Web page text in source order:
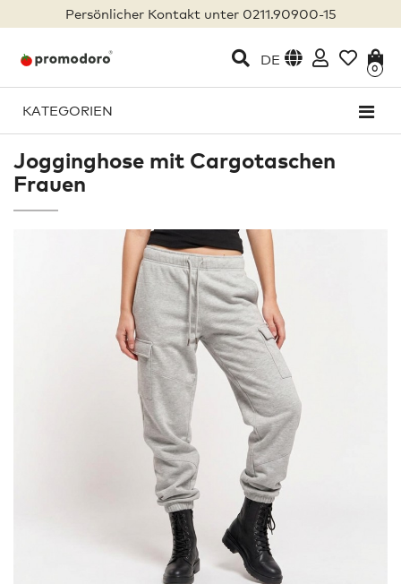
Persönlicher Kontakt unter 0211.90900-15
DE
0
KATEGORIEN
Jogginghose mit Cargotaschen
Frauen